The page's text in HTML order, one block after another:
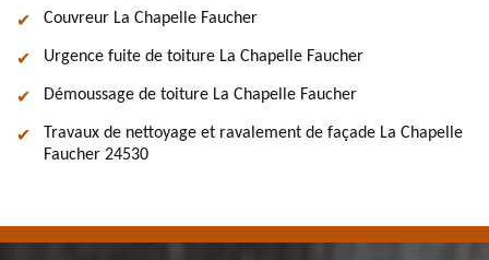
Couvreur La Chapelle Faucher
Urgence fuite de toiture La Chapelle Faucher
Démoussage de toiture La Chapelle Faucher
Travaux de nettoyage et ravalement de façade La Chapelle
Faucher 24530